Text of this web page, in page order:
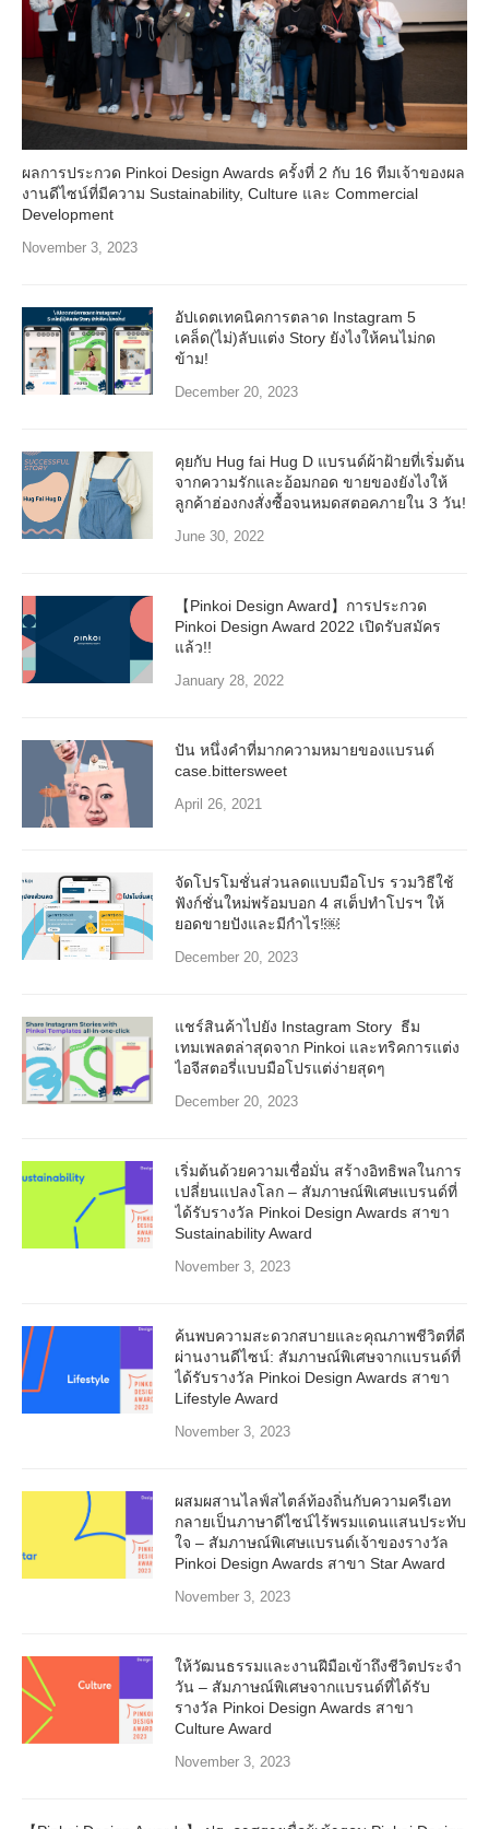
ผลการประกวด Pinkoi Design Awards ครั้งที่ 2 กับ 16 ทีมเจ้าของผล
งานดีไซน์ที่มีความ Sustainability, Culture และ Commercial
Development
November 3, 2023
อัปเดตเทคนิคการตลาด Instagram 5
เคล็ด(ไม่)ลับแต่ง Story ยังไงให้คนไม่กด
ข้าม!
December 20, 2023
คุยกับ Hug fai Hug D แบรนด์ผ้าฝ้ายที่เริ่มต้น
จากความรักและอ้อมกอด ขายของยังไงให้
ลูกค้าฮ่องกงสั่งซื้อจนหมดสตอคภายใน 3 วัน!
June 30, 2022
【Pinkoi Design Award】การประกวด
Pinkoi Design Award 2022 เปิดรับสมัคร
แล้ว!!
January 28, 2022
ปัน หนึ่งคำที่มากความหมายของแบรนด์
case.bittersweet
April 26, 2021
จัดโปรโมชั่นส่วนลดแบบมือโปร รวมวิธีใช้
ฟังก์ชั่นใหม่พร้อมบอก 4 สเต็ปทำโปรฯ ให้
ยอดขายปังและมีกำไร!￼
December 20, 2023
แชร์สินค้าไปยัง Instagram Story ธีม
เทมเพลตล่าสุดจาก Pinkoi และทริคการแต่ง
ไอจีสตอรี่แบบมือโปรแต่ง่ายสุดๆ
December 20, 2023
เริ่มต้นด้วยความเชื่อมั่น สร้างอิทธิพลในการ
เปลี่ยนแปลงโลก – สัมภาษณ์พิเศษแบรนด์ที่
ได้รับรางวัล Pinkoi Design Awards สาขา
Sustainability Award
November 3, 2023
ค้นพบความสะดวกสบายและคุณภาพชีวิตที่ดี
ผ่านงานดีไซน์: สัมภาษณ์พิเศษจากแบรนด์ที่
ได้รับรางวัล Pinkoi Design Awards สาขา
Lifestyle Award
November 3, 2023
ผสมผสานไลฟ์สไตล์ท้องถิ่นกับความครีเอท
กลายเป็นภาษาดีไซน์ไร้พรมแดนแสนประทับ
ใจ – สัมภาษณ์พิเศษแบรนด์เจ้าของรางวัล
Pinkoi Design Awards สาขา Star Award
November 3, 2023
ให้วัฒนธรรมและงานฝีมือเข้าถึงชีวิตประจำ
วัน – สัมภาษณ์พิเศษจากแบรนด์ที่ได้รับ
รางวัล Pinkoi Design Awards สาขา
Culture Award
November 3, 2023